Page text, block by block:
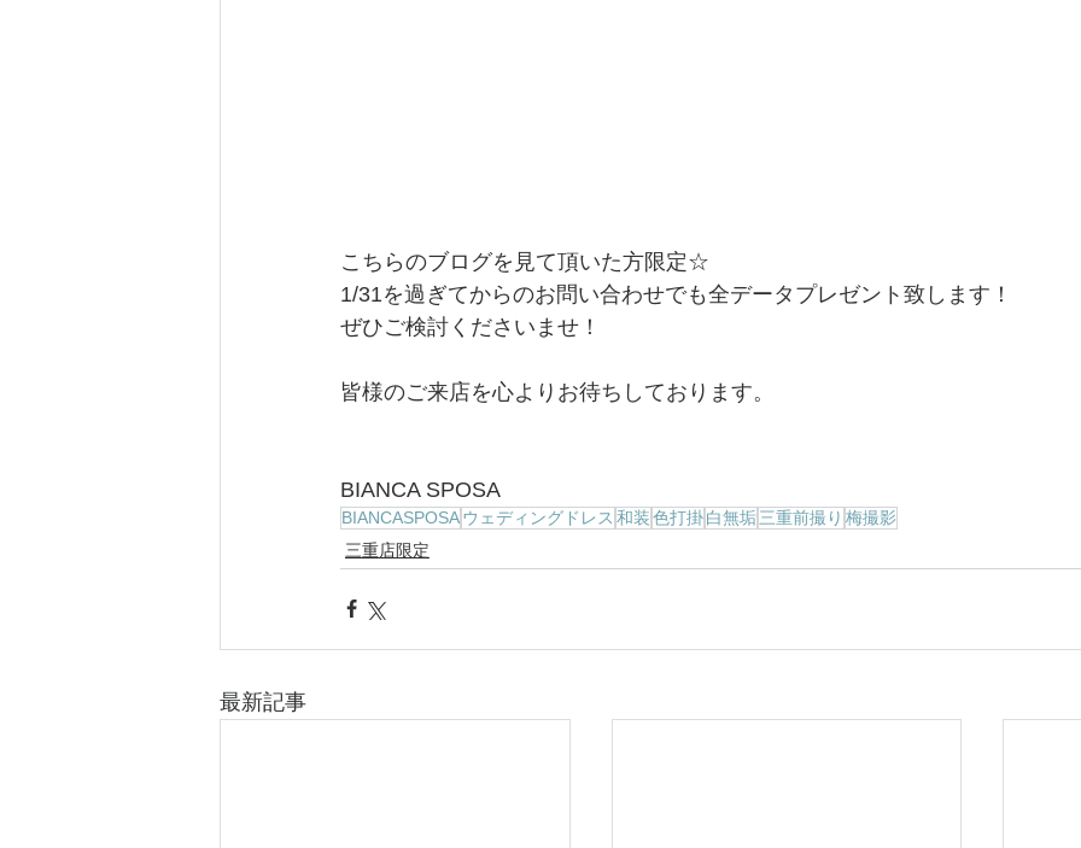
こちらのブログを見て頂いた方限定☆
1/31を過ぎてからのお問い合わせでも全データプレゼント致します！
ぜひご検討くださいませ！
皆様のご来店を心よりお待ちしております。
BIANCA SPOSA
BIANCASPOSAウェディングドレス 和装色打掛白無垢三重前撮り 梅撮影
三重店限定
最新記事